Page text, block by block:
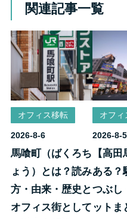
関連記事一覧
オフィス移転
2026-8-6
馬喰町（ばくろち
ょう）とは？読み
方・由来・歴史と
オフィス街として
オフィ
2026-8-5
【高
ある？
つぶし
ットま